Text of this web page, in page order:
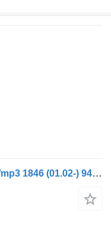
Uşă Mercedes-Benz Actros mp2/mp3 1846 (01.02-) 9417280956 pentru cap tractor Mercedes-Benz Actros, Axor MP1, MP2, MP3 (1996-2014)